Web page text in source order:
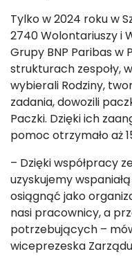
Tylko w 2024 roku w
2740 Wolontariuszy i
Grupy BNP Paribas w
strukturach zespoły,
wybierali Rodziny,
zadania, dowozili
Paczki. Dzięki ich
pomoc otrzymało aż
– Dzięki współpracy
uzyskujemy
osiągnąć jako
nasi pracownicy, a
potrzebujących –
wiceprezeska